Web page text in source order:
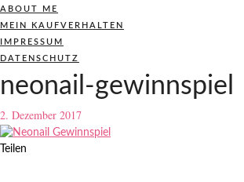
ABOUT ME
MEIN KAUFVERHALTEN
IMPRESSUM
DATENSCHUTZ
neonail-gewinnspiel
2. Dezember 2017
Teilen